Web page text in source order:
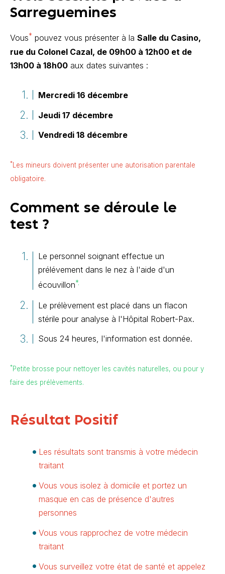
Sarreguemines
Vous* pouvez vous présenter à la Salle du Casino,
rue du Colonel Cazal, de 09h00 à 12h00 et de
13h00 à 18h00 aux dates suivantes :
Mercredi 16 décembre
Jeudi 17 décembre
Vendredi 18 décembre
*Les mineurs doivent présenter une autorisation parentale
obligatoire.
Comment se déroule le
test ?
Le personnel soignant effectue un
prélévement dans le nez à l'aide d'un
écouvillon*.
Le prélèvement est placé dans un flacon
stérile pour analyse à l'Hôpital Robert-Pax.
Sous 24 heures, l'information est donnée.
*Petite brosse pour nettoyer les cavités naturelles, ou pour y
faire des prélèvements.
Résultat Positif
Les résultats sont transmis à votre médecin
traitant
Vous vous isolez à domicile et portez un
masque en cas de présence d'autres
personnes
Vous vous rapprochez de votre médecin
traitant
Vous surveillez votre état de santé et appelez